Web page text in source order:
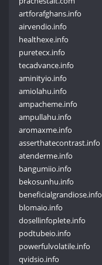
artforafghans.info
airvendio.info
healthexe.info
puretecx.info
tecadvance.info
aminityio.info
amiolahu.info
ampacheme.info
ampullahu.info
aromaxme.info
asserthatecontrast.info
atenderme.info
bangumiio.info
bekosunhu.info
beneficialgrandiose.info
blomaio.info
dosellinfoplete.info
podtubeio.info
powerfulvolatile.info
qvidsio.info